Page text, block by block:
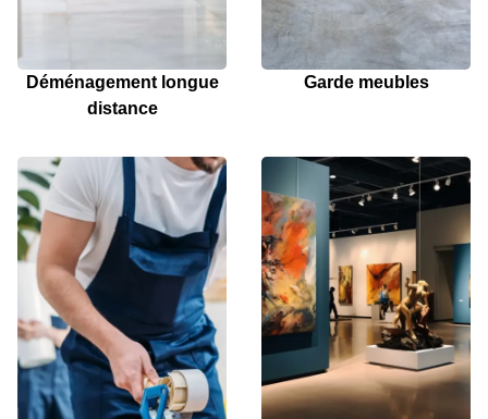
Déménagement longue
distance
Garde meubles